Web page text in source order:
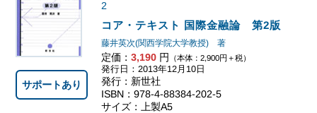
コア・テキスト 国際金融論 第2版
2
藤井英次(関西学院大学教授) 著
定価： 3,190円 （本体：2,900円＋税）
発行日：2013年12月10日
発行：新世社
ISBN：978-4-88384-202-5
サイズ：上製A5
サポートあり